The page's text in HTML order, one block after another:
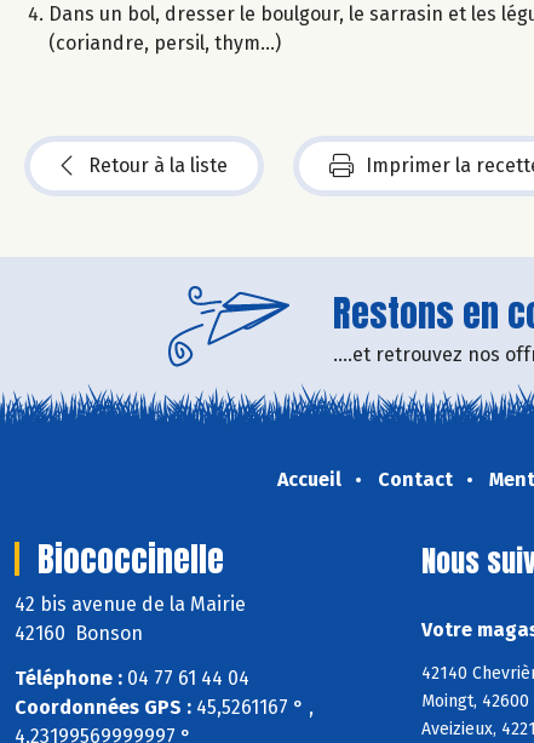
Dans un bol, dresser le boulgour, le sarrasin et les
(coriandre, persil, thym...)
Retour à la liste Imprimer la
Restons en
....et retrouvez nos
Accueil Contact
Biococcinelle
42 bis avenue de la Mairie
42160 Bonson
Téléphone : 04 77 61 44 04
Coordonnées GPS : 45,5261167 ° ,
4,23199569999997 °
Nous
Votre
42140
Moingt,
Aveizieux,